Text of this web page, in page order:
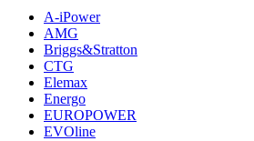
A-iPower
AMG
Briggs&Stratton
CTG
Elemax
Energo
EUROPOWER
EVOline